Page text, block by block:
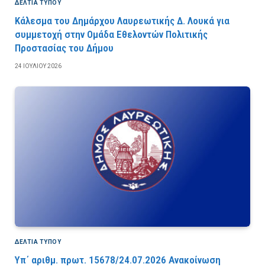
ΔΕΛΤΙΑ ΤΥΠΟΥ
Κάλεσμα του Δημάρχου Λαυρεωτικής Δ. Λουκά για
συμμετοχή στην Ομάδα Εθελοντών Πολιτικής
Προστασίας του Δήμου
24 ΙΟΥΛΊΟΥ 2026
ΔΕΛΤΙΑ ΤΥΠΟΥ
Υπ΄ αριθμ. πρωτ. 15678/24.07.2026 Ανακοίνωση